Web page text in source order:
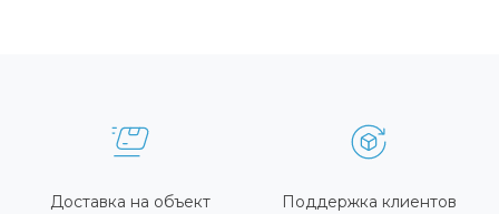
Доставка на объект Поддержка клиентов